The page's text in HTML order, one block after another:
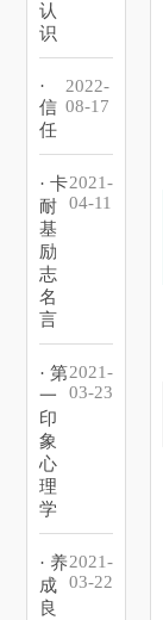
认
识
·
信
任
2022-
08-17
· 卡
耐
基
励
志
名
言
2021-
04-11
· 第
一
印
象
心
理
学
2021-
03-23
· 养
成
良
2021-
03-22